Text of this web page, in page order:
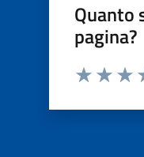
Quanto
pagina?
Valuta da 1 a 5